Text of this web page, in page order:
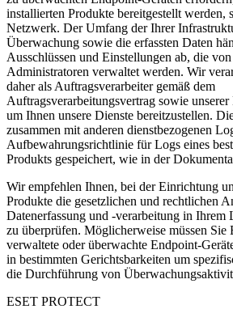
installierten Produkte bereitgestellt werden,
Netzwerk. Der Umfang der Ihrer
Überwachung sowie die erfassten Daten
Ausschlüssen und Einstellungen ab, die
Administratoren verwaltet werden. Wir
daher als Auftragsverarbeiter gemäß dem
Auftragsverarbeitungsvertrag sowie
um Ihnen unsere Dienste bereitzustellen.
zusammen mit anderen dienstbezogenen
Aufbewahrungsrichtlinie für Logs eines
Produkts gespeichert, wie in der
Wir empfehlen Ihnen, bei der Einrichtung
Produkte die gesetzlichen und rechtlichen
Datenerfassung und -verarbeitung in Ihrem
zu überprüfen. Möglicherweise müssen Sie
verwaltete oder überwachte Endpoint-
in bestimmten Gerichtsbarkeiten um
die Durchführung von
ESET PROTECT